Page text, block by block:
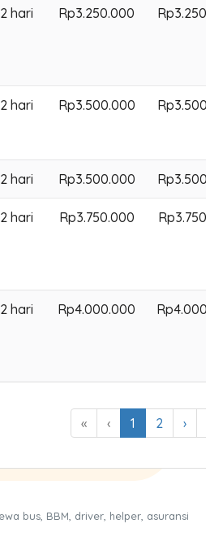
2 hari Rp3.250.000
2 hari Rp3.500.000
2 hari Rp3.500.000
2 hari Rp3.750.000
2 hari Rp4.000.000
« ‹ 1 2 ›
bus, BBM, driver, helper, asuransi